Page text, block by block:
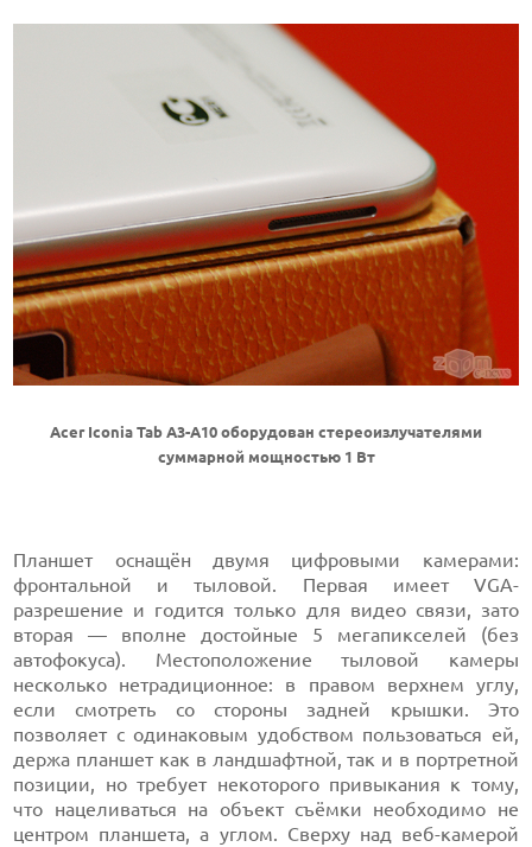
Acer Iconia Tab A3-A10 оборудован стереоизлучателями
суммарной мощностью 1 Вт
Планшет оснащён двумя цифровыми камерами:
фронтальной и тыловой. Первая имеет VGA-
разрешение и годится только для видео связи, зато
вторая — вполне достойные 5 мегапикселей (без
автофокуса). Местоположение тыловой камеры
несколько нетрадиционное: в правом верхнем углу,
если смотреть со стороны задней крышки. Это
позволяет с одинаковым удобством пользоваться ей,
держа планшет как в ландшафтной, так и в портретной
позиции, но требует некоторого привыкания к тому,
что нацеливаться на объект съёмки необходимо не
центром планшета, а углом. Сверху над веб-камерой